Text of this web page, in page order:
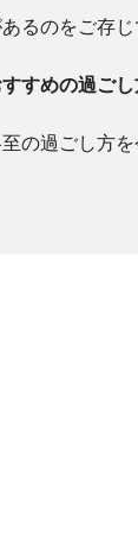
るのをご存じ
すめの過ご
の過ごし方